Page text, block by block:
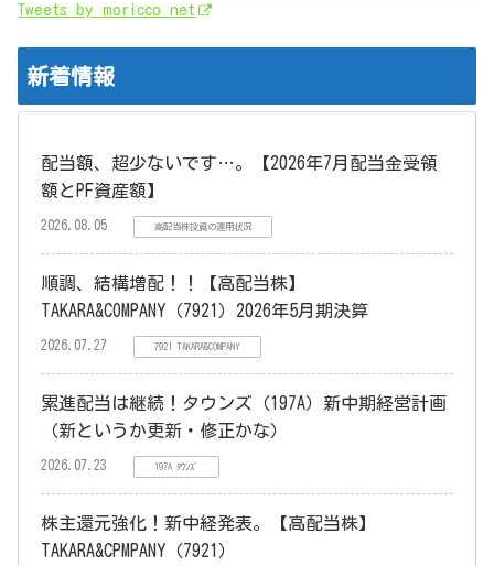
Tweets by moricco_net
新着情報
配当額、超少ないです…。【2026年7月配当金受領
額とPF資産額】
2026.08.05 高配当株投資の運用状況
順調、結構増配！！【高配当株】
TAKARA&COMPANY（7921）2026年5月期決算
2026.07.27 7921 TAKARA&COMPANY
累進配当は継続！タウンズ（197A）新中期経営計画
（新というか更新・修正かな）
2026.07.23 197A ﾀｳﾝｽﾞ
株主還元強化！新中経発表。【高配当株】
TAKARA&CPMPANY（7921）